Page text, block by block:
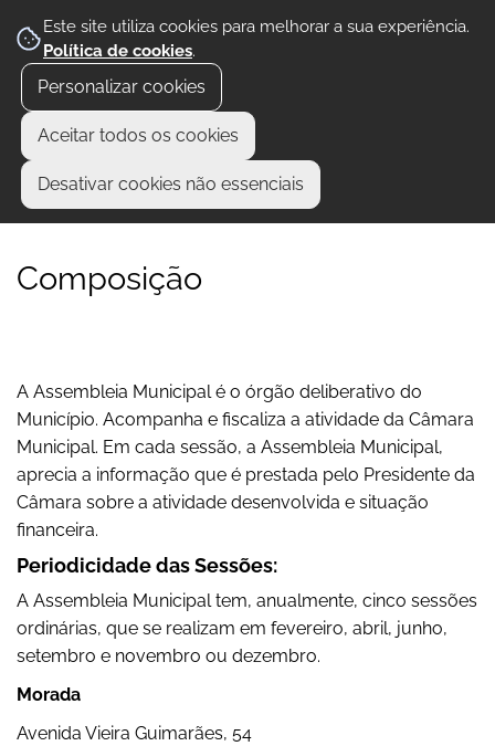
Este site utiliza cookies para melhorar a sua experiência.
Política de cookies.
Personalizar cookies
Aceitar todos os cookies
Desativar cookies não essenciais
Composição
A Assembleia Municipal é o órgão deliberativo do
Município. Acompanha e fiscaliza a atividade da Câmara
Municipal. Em cada sessão, a Assembleia Municipal,
aprecia a informação que é prestada pelo Presidente da
Câmara sobre a atividade desenvolvida e situação
financeira.
Periodicidade das Sessões:
A Assembleia Municipal tem, anualmente, cinco sessões
ordinárias, que se realizam em fevereiro, abril, junho,
setembro e novembro ou dezembro.
Morada
Avenida Vieira Guimarães, 54